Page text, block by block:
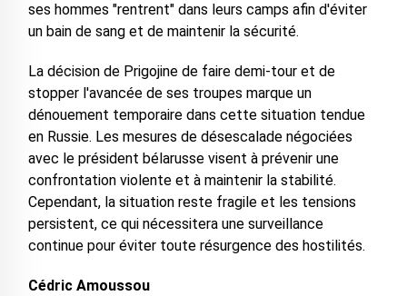
ses hommes "rentrent" dans leurs camps afin d'éviter
un bain de sang et de maintenir la sécurité.
La décision de Prigojine de faire demi-tour et de
stopper l'avancée de ses troupes marque un
dénouement temporaire dans cette situation tendue
en Russie. Les mesures de désescalade négociées
avec le président bélarusse visent à prévenir une
confrontation violente et à maintenir la stabilité.
Cependant, la situation reste fragile et les tensions
persistent, ce qui nécessitera une surveillance
continue pour éviter toute résurgence des hostilités.
Cédric Amoussou